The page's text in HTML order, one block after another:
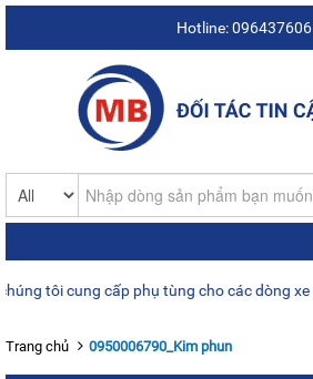
Hotline:
tôi cung cấp phụ tùng cho các dòng xe
Trang chủ 0950006790_Kim phun